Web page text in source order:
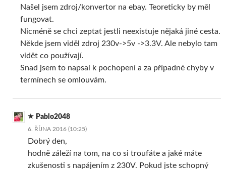
Našel jsem zdroj/konvertor na ebay. Teoreticky by měl
fungovat.
Nicméně se chci zeptat jestli neexistuje nějaká jiné cesta.
Někde jsem viděl zdroj 230v->5v ->3.3V. Ale nebylo tam
vidět co používají.
Snad jsem to napsal k pochopení a za případné chyby v
termínech se omlouvám.
Pablo2048
6. ŘÍJNA 2016 (10:25)
Dobrý den,
hodně záleží na tom, na co si troufáte a jaké máte
zkušenosti s napájením z 230V. Pokud jste schopný